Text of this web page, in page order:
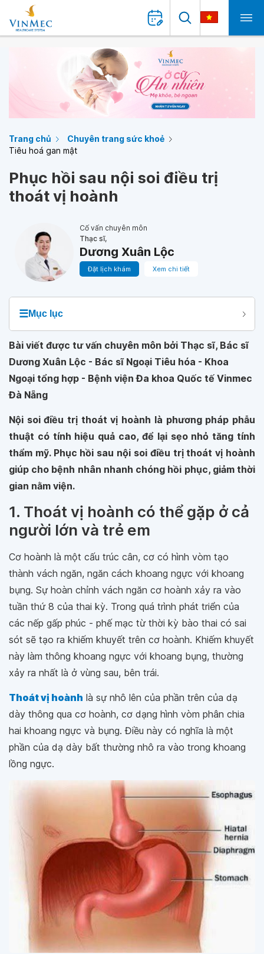
Trang chủ
Chuyên trang sức khoẻ
Tiêu hoá gan mật
Phục hồi sau nội soi điều trị
thoát vị hoành
Cố vấn chuyên môn
Thạc sĩ,
Dương Xuân Lộc
Đặt lịch khám Xem chi tiết
☰Mục lục
Bài viết được tư vấn chuyên môn bởi Thạc sĩ, Bác sĩ
Dương Xuân Lộc - Bác sĩ Ngoại Tiêu hóa - Khoa
Ngoại tổng hợp - Bệnh viện Đa khoa Quốc tế Vinmec
Đà Nẵng
Nội soi điều trị thoát vị hoành là phương pháp phẫu
thuật có tính hiệu quả cao, để lại sẹo nhỏ tăng tính
thẩm mỹ. Phục hồi sau nội soi điều trị thoát vị hoành
giúp cho bệnh nhân nhanh chóng hồi phục, giảm thời
gian nằm viện.
1. Thoát vị hoành có thể gặp ở cả
người lớn và trẻ em
Cơ hoành là một cấu trúc cân, cơ có hình vòm tạo
thành vách ngăn, ngăn cách khoang ngực với khoang
bụng. Sự hoàn chỉnh vách ngăn cơ hoành xảy ra vào
tuần thứ 8 của thai kỳ. Trong quá trình phát triển của
các nếp gấp phúc - phế mạc từ thời kỳ bào thai có sai
sót sẽ tạo ra khiếm khuyết trên cơ hoành. Khiếm khuyết
này làm thông khoang ngực với khoang bụng, thường
xảy ra nhất là ở vùng sau, bên trái.
Thoát vị hoành là sự nhô lên của phần trên của dạ
dày thông qua cơ hoành, cơ dạng hình vòm phân chia
hai khoang ngực và bụng. Điều này có nghĩa là một
phần của dạ dày bất thường nhô ra vào trong khoang
lồng ngực.